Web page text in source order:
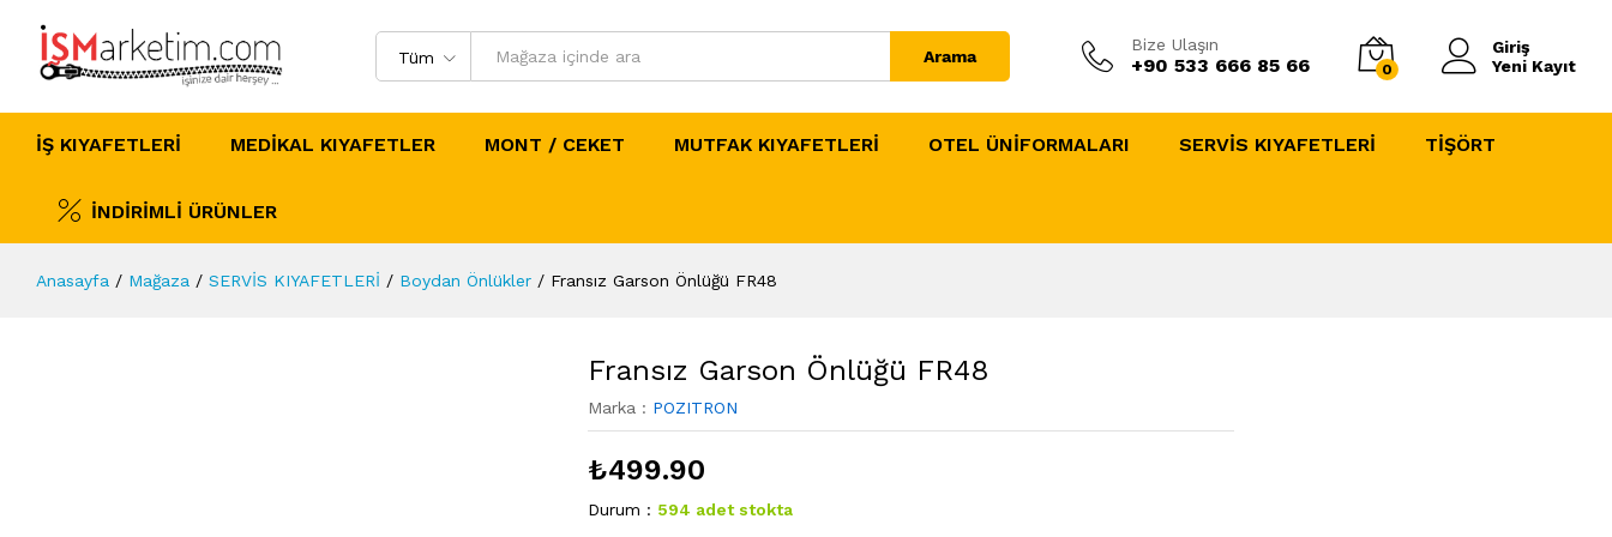
Tüm Arama
Bize Ulaşın
+90 533 666 85 66 0
Giriş
Yeni Kayıt
İŞ KIYAFETLERİ MEDİKAL KIYAFETLER MONT / CEKET MUTFAK KIYAFETLERİ OTEL ÜNİFORMALARI SERVİS KIYAFETLERİ TİŞÖRT
İNDİRİMLİ ÜRÜNLER
Anasayfa / Mağaza / SERVİS KIYAFETLERİ / Boydan Önlükler / Fransız Garson Önlüğü FR48
Fransız Garson Önlüğü FR48
Marka : POZITRON
₺499.90
Durum : 594 adet stokta